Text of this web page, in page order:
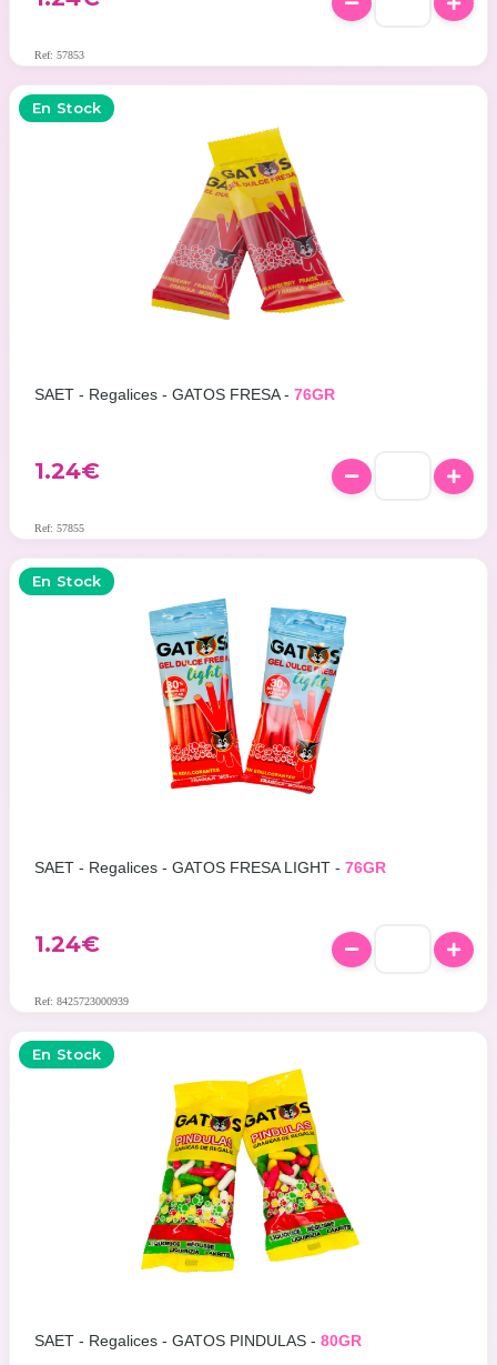
Ref: 57853
En Stock
SAET - Regalices - GATOS FRESA - 76GR
1.24€
Ref: 57855
En Stock
SAET - Regalices - GATOS FRESA LIGHT - 76GR
1.24€
Ref: 8425723000939
En Stock
SAET - Regalices - GATOS PINDULAS - 80GR